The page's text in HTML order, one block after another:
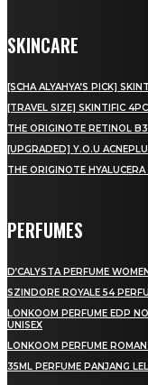
SKINCARE
[SCHA ALYAHYA’S PICK]
[TRAVEL SIZE] SKINTIFIC
THE ORIGINOTE RETINOL
[UPGRADED] Y.O.U
THE ORIGINOTE
PERFUMES
D’CALYSTA PERFUME
SZINDORE ROYALE 54
LONKOOM PERFUME EDP
UNISEX
LONKOOM PERFUME
35ML PERFUME PANJANG